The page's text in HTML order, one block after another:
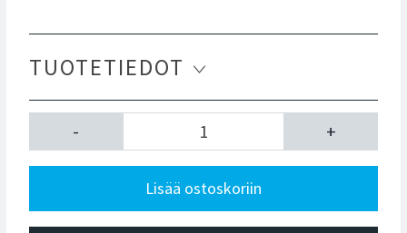
TUOTETIEDOT
- +
Lisää ostoskoriin